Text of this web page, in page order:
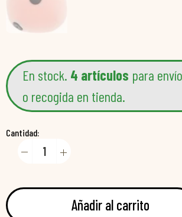
En stock. 4 artículos para
o recogida en tienda.
Cantidad:
Añadir al carrito